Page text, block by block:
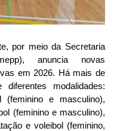
por meio da Secretaria
anuncia novas
em 2026. Há mais de
modalidades:
(feminino e masculino),
(feminino e masculino),
e voleibol (feminino,